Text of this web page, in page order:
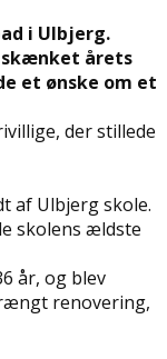
i Ulbjerg.
skænket årets
et ønske om et
der stillede
af Ulbjerg skole.
skolens ældste
år, og blev
renovering,